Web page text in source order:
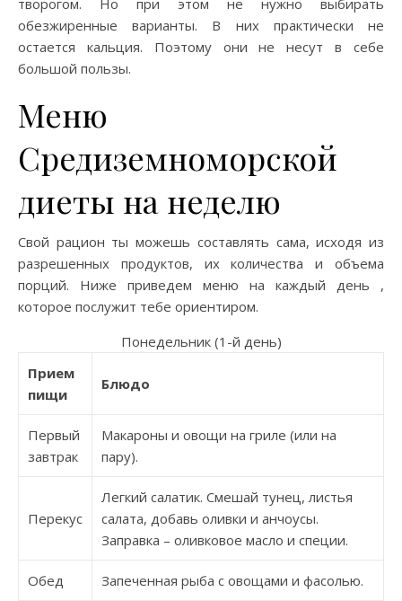
творогом. Но при этом не нужно выбирать
обезжиренные варианты. В них практически не
остается кальция. Поэтому они не несут в себе
большой пользы.
Меню
Средиземноморской
диеты на неделю
Свой рацион ты можешь составлять сама, исходя из
разрешенных продуктов, их количества и объема
порций. Ниже приведем меню на каждый день ,
которое послужит тебе ориентиром.
Понедельник (1-й день)
Прием
пищи
Блюдо
Первый
завтрак
Макароны и овощи на гриле (или на
пару).
Перекус
Легкий салатик. Смешай тунец, листья
салата, добавь оливки и анчоусы.
Заправка – оливковое масло и специи.
Обед Запеченная рыба с овощами и фасолью.